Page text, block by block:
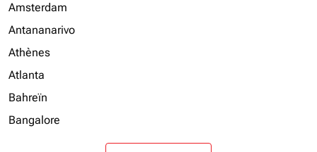
Amsterdam
Antananarivo
Athènes
Atlanta
Bahreïn
Bangalore